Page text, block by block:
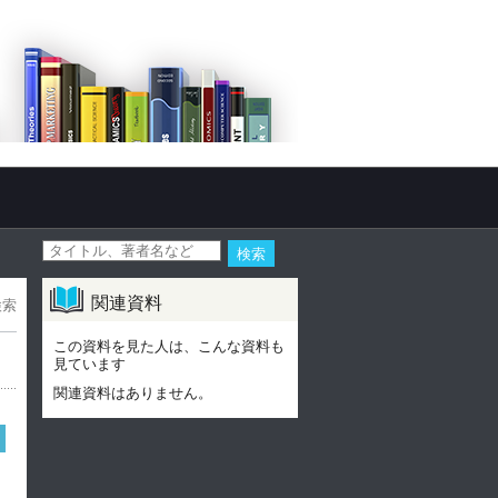
関連資料
この資料を見た人は、こんな資料も
見ています
関連資料はありません。